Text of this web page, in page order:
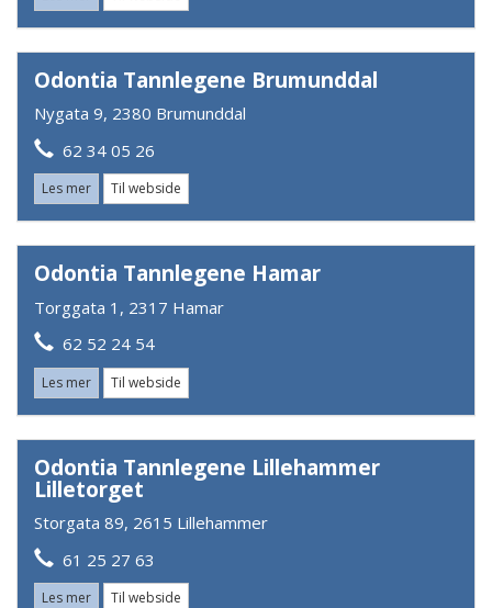
Odontia Tannlegene Brumunddal
Nygata 9, 2380 Brumunddal
62 34 05 26
Les mer Til webside
Odontia Tannlegene Hamar
Torggata 1, 2317 Hamar
62 52 24 54
Les mer Til webside
Odontia Tannlegene Lillehammer
Lilletorget
Storgata 89, 2615 Lillehammer
61 25 27 63
Les mer Til webside